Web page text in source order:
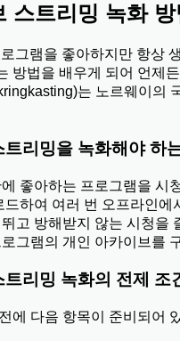
스트리밍 녹화
그램을 좋아하지만 항상
방법을 배우게 되어 언제
는 노르웨이의
리밍을 녹화해야 하
좋아하는 프로그램을 시
드하여 여러 번 오프라인
고 방해받지 않는 시청을
그램의 개인 아카이브를
리밍 녹화의 전제 조
에 다음 항목이 준비되어